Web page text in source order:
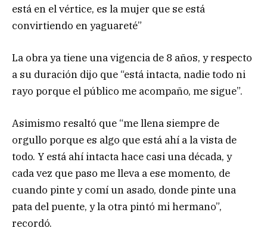
está en el vértice, es la mujer que se está
convirtiendo en yaguareté”
La obra ya tiene una vigencia de 8 años, y respecto
a su duración dijo que “está intacta, nadie todo ni
rayo porque el público me acompaño, me sigue”.
Asimismo resaltó que “me llena siempre de
orgullo porque es algo que está ahí a la vista de
todo. Y está ahí intacta hace casi una década, y
cada vez que paso me lleva a ese momento, de
cuando pinte y comí un asado, donde pinte una
pata del puente, y la otra pintó mi hermano”,
recordó.